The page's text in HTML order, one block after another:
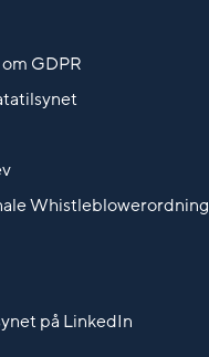
GDPR
Whistleblowerordning
på LinkedIn